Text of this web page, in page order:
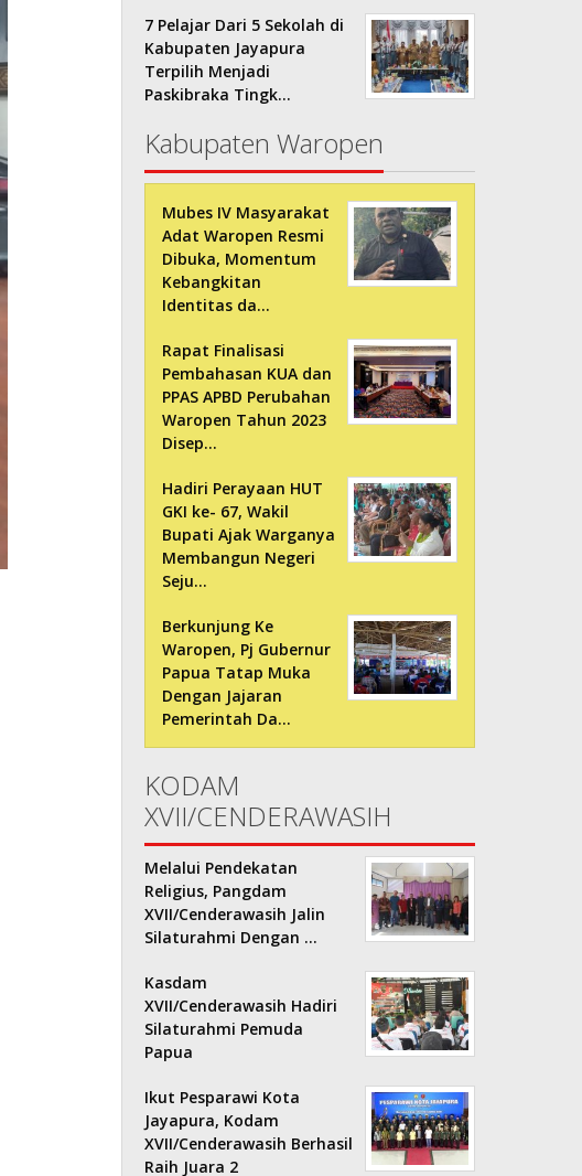
7 Pelajar Dari 5 Sekolah di
Kabupaten Jayapura
Terpilih Menjadi
Paskibraka Tingk…
Kabupaten Waropen
Mubes IV Masyarakat
Adat Waropen Resmi
Dibuka, Momentum
Kebangkitan
Identitas da…
Rapat Finalisasi
Pembahasan KUA dan
PPAS APBD Perubahan
Waropen Tahun 2023
Disep…
Hadiri Perayaan HUT
GKI ke- 67, Wakil
Bupati Ajak Warganya
Membangun Negeri
Seju…
Berkunjung Ke
Waropen, Pj Gubernur
Papua Tatap Muka
Dengan Jajaran
Pemerintah Da…
KODAM
XVII/CENDERAWASIH
Melalui Pendekatan
Religius, Pangdam
XVII/Cenderawasih Jalin
Silaturahmi Dengan …
Kasdam
XVII/Cenderawasih Hadiri
Silaturahmi Pemuda
Papua
Ikut Pesparawi Kota
Jayapura, Kodam
XVII/Cenderawasih Berhasil
Raih Juara 2